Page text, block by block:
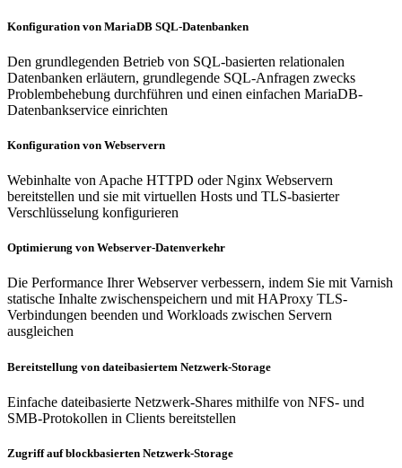
Konfiguration von MariaDB SQL-Datenbanken
Den grundlegenden Betrieb von SQL-basierten relationalen
Datenbanken erläutern, grundlegende SQL-Anfragen zwecks
Problembehebung durchführen und einen einfachen MariaDB-
Datenbankservice einrichten
Konfiguration von Webservern
Webinhalte von Apache HTTPD oder Nginx Webservern
bereitstellen und sie mit virtuellen Hosts und TLS-basierter
Verschlüsselung konfigurieren
Optimierung von Webserver-Datenverkehr
Die Performance Ihrer Webserver verbessern, indem Sie mit Varnish
statische Inhalte zwischenspeichern und mit HAProxy TLS-
Verbindungen beenden und Workloads zwischen Servern
ausgleichen
Bereitstellung von dateibasiertem Netzwerk-Storage
Einfache dateibasierte Netzwerk-Shares mithilfe von NFS- und
SMB-Protokollen in Clients bereitstellen
Zugriff auf blockbasierten Netzwerk-Storage